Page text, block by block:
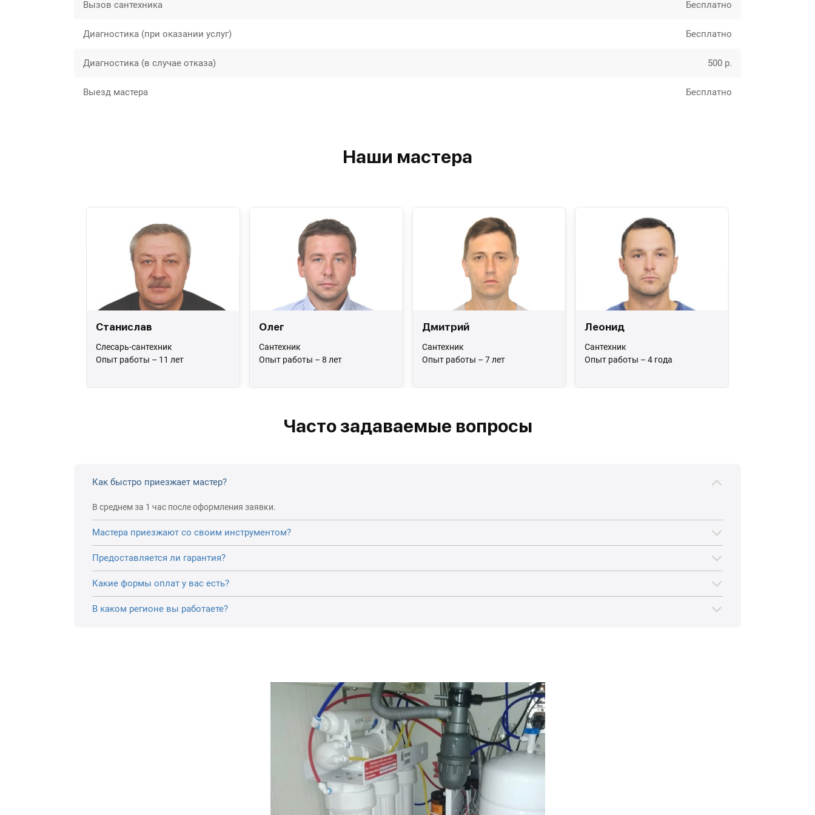
Вызов сантехника Бесплатно
Диагностика (при оказании услуг) Бесплатно
Диагностика (в случае отказа) 500 р.
Выезд мастера Бесплатно
Наши мастера
Станислав
Слесарь-сантехник
Опыт работы – 11 лет
Олег
Сантехник
Опыт работы – 8 лет
Дмитрий
Сантехник
Опыт работы – 7 лет
Леонид
Сантехник
Опыт работы – 4 года
Часто задаваемые вопросы
Как быстро приезжает мастер?
В среднем за 1 час после оформления заявки.
Мастера приезжают со своим инструментом?
Предоставляется ли гарантия?
Какие формы оплат у вас есть?
В каком регионе вы работаете?